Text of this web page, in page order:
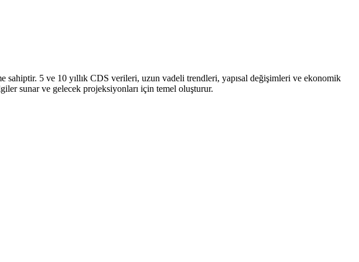
5 ve 10 yıllık CDS verileri, uzun vadeli trendleri, yapısal değişimleri ve ekonomik
sunar ve gelecek projeksiyonları için temel oluşturur.